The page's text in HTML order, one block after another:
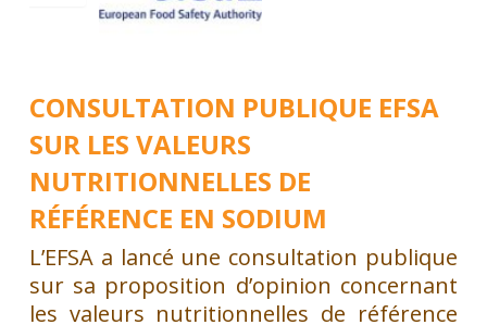
CONSULTATION PUBLIQUE EFSA
SUR LES VALEURS
NUTRITIONNELLES DE
RÉFÉRENCE EN SODIUM
L’EFSA a lancé une consultation publique
sur sa proposition d’opinion concernant
les valeurs nutritionnelles de référence